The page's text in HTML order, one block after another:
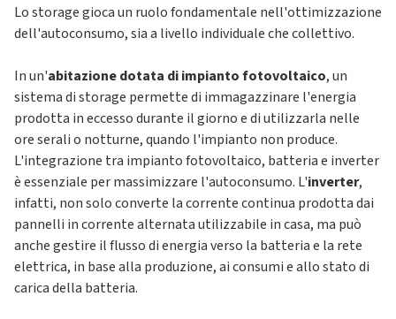
Lo storage gioca un ruolo fondamentale nell'ottimizzazione
dell'autoconsumo, sia a livello individuale che collettivo.
In un'abitazione dotata di impianto fotovoltaico, un
sistema di storage permette di immagazzinare l'energia
prodotta in eccesso durante il giorno e di utilizzarla nelle
ore serali o notturne, quando l'impianto non produce.
L'integrazione tra impianto fotovoltaico, batteria e inverter
è essenziale per massimizzare l'autoconsumo. L'inverter,
infatti, non solo converte la corrente continua prodotta dai
pannelli in corrente alternata utilizzabile in casa, ma può
anche gestire il flusso di energia verso la batteria e la rete
elettrica, in base alla produzione, ai consumi e allo stato di
carica della batteria.